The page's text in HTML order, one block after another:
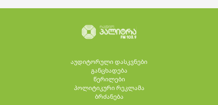
აუდიტორული დასკვნები
განცხადება
წერილები
პოლიტიკური რეკლამა
ბრძანება